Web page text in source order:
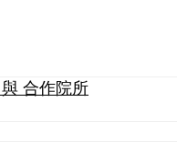
合作院所